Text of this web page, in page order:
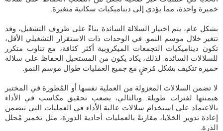
خميرة واحدة، مما يؤدي إلى ديناميكيات سكانية متغيرة.
بشكل عام، يتم اختيار السلالة السائدة بناءً على ظروف التشغيل، وقد
تتغير خلال موسم النمو. في الوحدات ذات الاستقرار التشغيلي الأقل،
تكون ديناميكيات التجمعات الميكروبية أكثر كثافة، مع تناوب متكرر
للسلالات السائدة. لذلك، يكاد يكون من المستحيل الحفاظ على سلالة
خميرة تتكيف بشكل مُرضٍ مع جميع العمليات طوال موسم النمو.
لا تضمن السلالات المعزولة من العملية نفسها أو المُطورة في المختبر
هيمنتها لفترات طويلة. وبالتالي، يصعب تحقيق مكاسب في الأداء
بالاعتماد على استخدام سلالات عالية الأداء في العمليات التي تتضمن
إعادة تدوير الخلايا، مقارنةً بالعمليات أحادية الدورة، مثل تخمير مُحلل
الذرة.